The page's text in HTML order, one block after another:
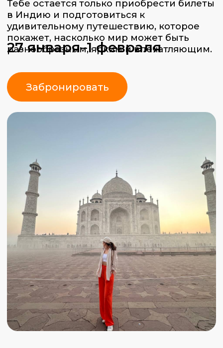
С утра прилетаем в Дели и сразу же
направляемся в отель, чтобы отдохнуть
после ночного перелета и восстановить
силы для насыщенного дня.
Первый день путешествия посвятим
исследованию столицы Индии. Начнем с
Джама Масжид, крупнейшей мечети,
построенной в XVII веке, чьи
величественные арки и просторные дворы
поражают гармонией и
монументальностью. Для ярких эмоций
обязательно прокатимся на рикше по
оживленным улицам города, чтобы
прочувствовать настоящий ритм Дели,
ощутить его шум, движение и
разнообразие.
Дели, мечеть Джама Масжид, мавзолей
Хумаюна, Дом Парламента, Ворота
Индии, ситский храм Бангла Сахиб.